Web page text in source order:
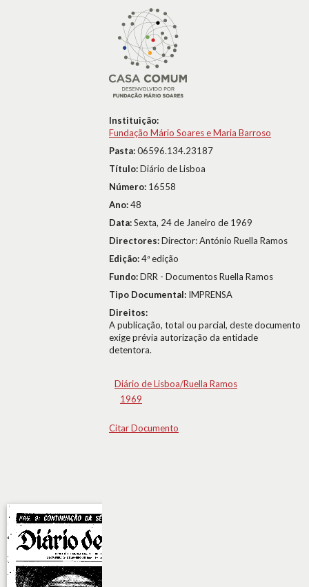
Instituição:
Fundação Mário Soares e Maria Barroso
Pasta:06596.134.23187
Título:Diário de Lisboa
Número: 16558
Ano:48
Data:Sexta, 24 de Janeiro de 1969
Directores:Director: António Ruella Ramos
Edição:4ª edição
Fundo:DRR - Documentos Ruella Ramos
Tipo Documental: IMPRENSA
Direitos:
A publicação, total ou parcial, deste documento
exige prévia autorização da entidade
detentora.
Diário de Lisboa/Ruella Ramos
1969
Citar Documento